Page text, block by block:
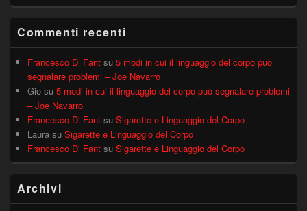
Commenti recenti
Francesco Di Fant su 5 modi in cui il linguaggio del corpo può
segnalare problemi – Joe Navarro
Gio su 5 modi in cui il linguaggio del corpo può segnalare problemi
– Joe Navarro
Francesco Di Fant su Sigarette e Linguaggio del Corpo
Laura su Sigarette e Linguaggio del Corpo
Francesco Di Fant su Sigarette e Linguaggio del Corpo
Archivi